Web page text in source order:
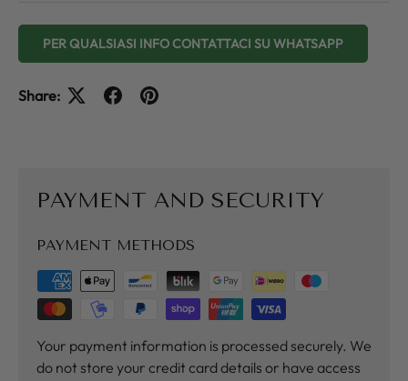
PER QUALSIASI INFO CONTATTACI SU WHATSAPP
Share:
PAYMENT AND SECURITY
PAYMENT METHODS
Your payment information is processed securely. We
do not store your credit card details or have access